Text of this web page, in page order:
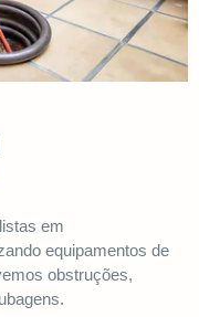
em
equipamentos de
obstruções,